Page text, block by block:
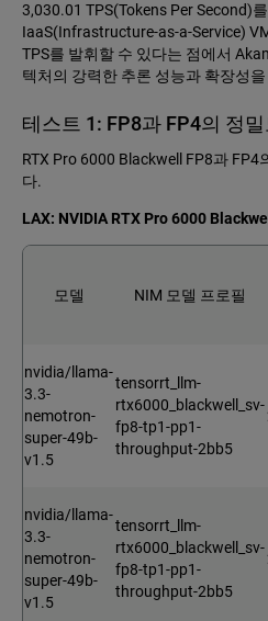
3,030.01 TPS(Tokens Per Second)
IaaS(Infrastructure-as-a-Service)
TPS를 발휘할 수 있다는 점에서
텍처의 강력한 추론 성능과 확장성
테스트 1: FP8과 FP4의 정
RTX Pro 6000 Blackwell FP8과 FP4
다.
LAX: NVIDIA RTX Pro 6000
모델 NIM 모델 프로필
nvidia/llama-
3.3-
nemotron-
super-49b-
v1.5
tensorrt_llm-
rtx6000_blackwell_sv-
fp8-tp1-pp1-
throughput-2bb5
nvidia/llama-
3.3-
nemotron-
super-49b-
v1.5
tensorrt_llm-
rtx6000_blackwell_sv-
fp8-tp1-pp1-
throughput-2bb5